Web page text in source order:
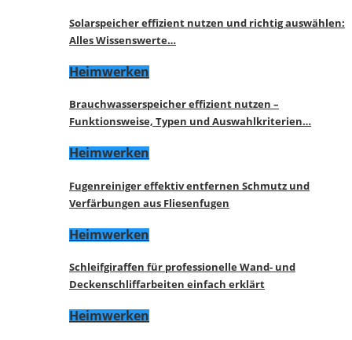
Solarspeicher effizient nutzen und richtig auswählen:
Alles Wissenswerte…
Heimwerken
Brauchwasserspeicher effizient nutzen –
Funktionsweise, Typen und Auswahlkriterien…
Heimwerken
Fugenreiniger effektiv entfernen Schmutz und
Verfärbungen aus Fliesenfugen
Heimwerken
Schleifgiraffen für professionelle Wand- und
Deckenschliffarbeiten einfach erklärt
Heimwerken